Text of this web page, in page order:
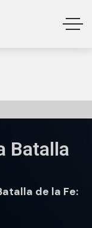
Batalla
de la Fe: